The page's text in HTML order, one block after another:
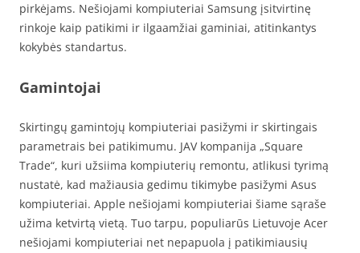
pirkėjams. Nešiojami kompiuteriai Samsung įsitvirtinę
rinkoje kaip patikimi ir ilgaamžiai gaminiai, atitinkantys
kokybės standartus.
Gamintojai
Skirtingų gamintojų kompiuteriai pasižymi ir skirtingais
parametrais bei patikimumu. JAV kompanija „Square
Trade“, kuri užsiima kompiuterių remontu, atlikusi tyrimą
nustatė, kad mažiausia gedimu tikimybe pasižymi Asus
kompiuteriai. Apple nešiojami kompiuteriai šiame sąraše
užima ketvirtą vietą. Tuo tarpu, populiarūs Lietuvoje Acer
nešiojami kompiuteriai net nepapuola į patikimiausių